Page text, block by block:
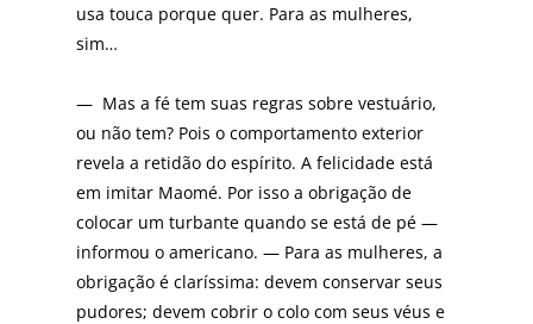
usa touca porque quer. Para as mulheres,
sim…
— Mas a fé tem suas regras sobre vestuário,
ou não tem? Pois o comportamento exterior
revela a retidão do espírito. A felicidade está
em imitar Maomé. Por isso a obrigação de
colocar um turbante quando se está de pé —
informou o americano. — Para as mulheres, a
obrigação é claríssima: devem conservar seus
pudores; devem cobrir o colo com seus véus e